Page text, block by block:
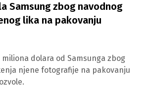
Samsung zbog navodnog
lika na pakovanju
miliona dolara od Samsunga zbog
njene fotografije na pakovanju